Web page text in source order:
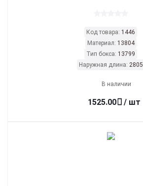
Код товара: 1446
Материал: 13804
Тип бокса: 13799
Наружная длина: 2805
В наличии
1525.00 / шт